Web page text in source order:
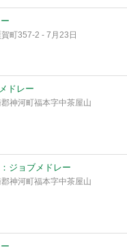
町357-2 - 7月23日
ドレー
神河町福本字中茶屋山
ジョブメドレー
神河町福本字中茶屋山